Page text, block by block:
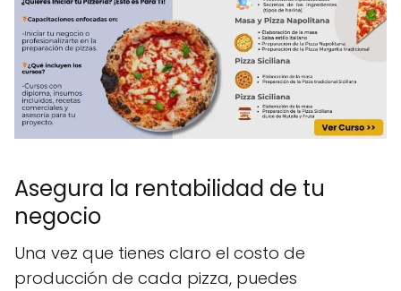
Asegura la rentabilidad de tu
negocio
Una vez que tienes claro el costo de
producción de cada pizza, puedes